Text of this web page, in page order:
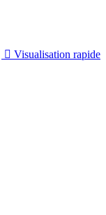
 Visualisation rapide